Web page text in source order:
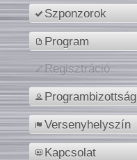
Szponzorok
Program
Regisztráció
Programbizottság
Versenyhelyszín
Kapcsolat